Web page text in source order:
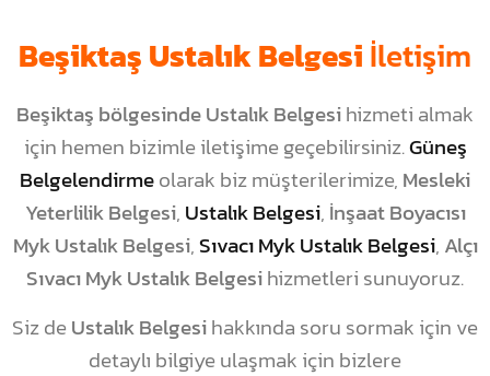
Beşiktaş Ustalık Belgesiİletişim
Beşiktaş bölgesinde Ustalık Belgesihizmeti almak
için hemen bizimle iletişime geçebilirsiniz.Güneş
Belgelendirmeolarak biz müşterilerimize, Mesleki
Yeterlilik Belgesi, Ustalık Belgesi, İnşaat Boyacısı
Myk Ustalık Belgesi,Sıvacı Myk Ustalık Belgesi, Alçı
Sıvacı Myk Ustalık Belgesihizmetleri sunuyoruz.
Siz deUstalık Belgesihakkında soru sormak için ve
detaylı bilgiye ulaşmak için bizlere